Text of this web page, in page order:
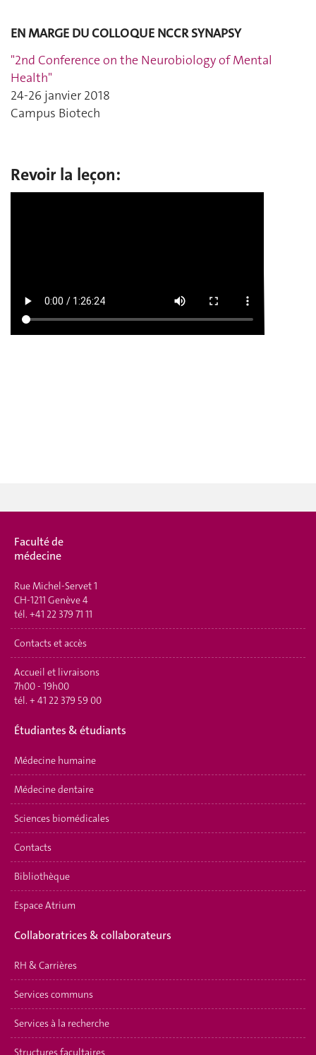
EN MARGE DU COLLOQUE NCCR SYNAPSY
"2nd Conference on the Neurobiology of Mental
Health"
24-26 janvier 2018
Campus Biotech
Revoir la leçon:
Faculté de
médecine
Rue Michel-Servet 1
CH-1211 Genève 4
tél. +41 22 379 71 11
Contacts et accès
Accueil et livraisons
7h00 - 19h00
tél. + 41 22 379 59 00
Étudiantes & étudiants
Médecine humaine
Médecine dentaire
Sciences biomédicales
Contacts
Bibliothèque
Espace Atrium
Collaboratrices & collaborateurs
RH & Carrières
Services communs
Services à la recherche
Structures facultaires